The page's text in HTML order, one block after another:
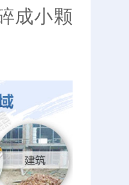
成小颗